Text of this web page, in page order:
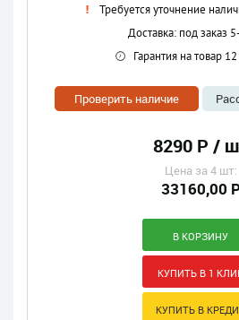
Требуется уточнение
Доставка: под заказ
Гарантия на товар
Проверить наличие
8290 Р /
Цена за 4 шт:
33160,00